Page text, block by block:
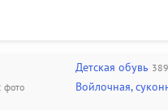
Детская обувь
фото Войлочная,